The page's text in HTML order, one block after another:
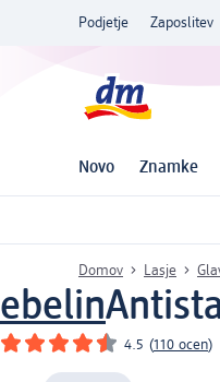
Podjetje Zaposlitev
Novo Znamke
Domov Lasje
ebelin
4.5 (110 ocen)